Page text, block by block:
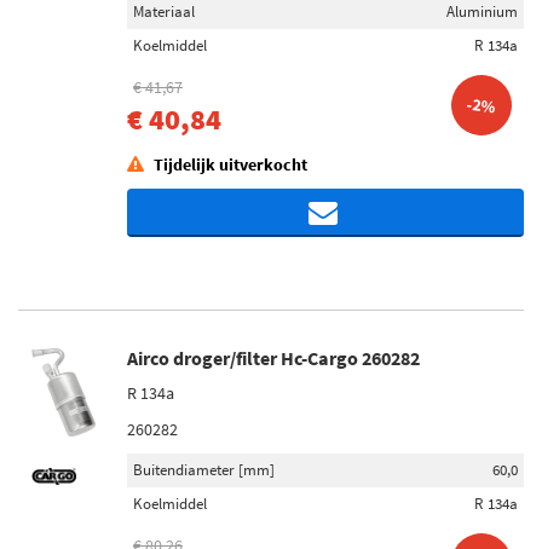
Materiaal
Aluminium
Koelmiddel
R 134a
€ 41,67
€ 40,84 -2%
Tijdelijk uitverkocht
Airco droger/filter Hc-Cargo 260282
R 134a
260282
Buitendiameter [mm]
60,0
Koelmiddel
R 134a